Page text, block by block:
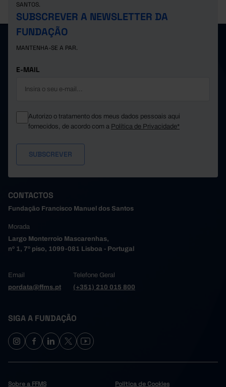
SANTOS.
SUBSCREVER A NEWSLETTER DA
FUNDAÇÃO
MANTENHA-SE A PAR.
E-MAIL
Autorizo o tratamento dos meus dados pessoais aqui
fornecidos, de acordo com a Política de Privacidade*
CONTACTOS
Fundação Francisco Manuel dos Santos
Morada
Largo Monterroio Mascarenhas,
nº 1, 7º piso, 1099-081 Lisboa - Portugal
Email
pordata@ffms.pt
Telefone Geral
(+351) 210 015 800
SIGA A FUNDAÇÃO
Sobre a FFMS Política de Cookies